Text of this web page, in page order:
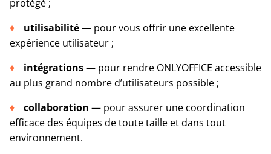
protégé ;
utilisabilité— pour vous offrir une excellente
expérience utilisateur ;
intégrations— pour rendre ONLYOFFICE accessible
au plus grand nombre d’utilisateurs possible ;
collaboration — pour assurer une coordination
efficace des équipes de toute taille et dans tout
environnement.